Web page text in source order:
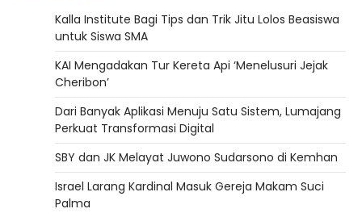
Kalla Institute Bagi Tips dan Trik Jitu Lolos Beasiswa
untuk Siswa SMA
KAI Mengadakan Tur Kereta Api ‘Menelusuri Jejak
Cheribon’
Dari Banyak Aplikasi Menuju Satu Sistem, Lumajang
Perkuat Transformasi Digital
SBY dan JK Melayat Juwono Sudarsono di Kemhan
Israel Larang Kardinal Masuk Gereja Makam Suci
Palma